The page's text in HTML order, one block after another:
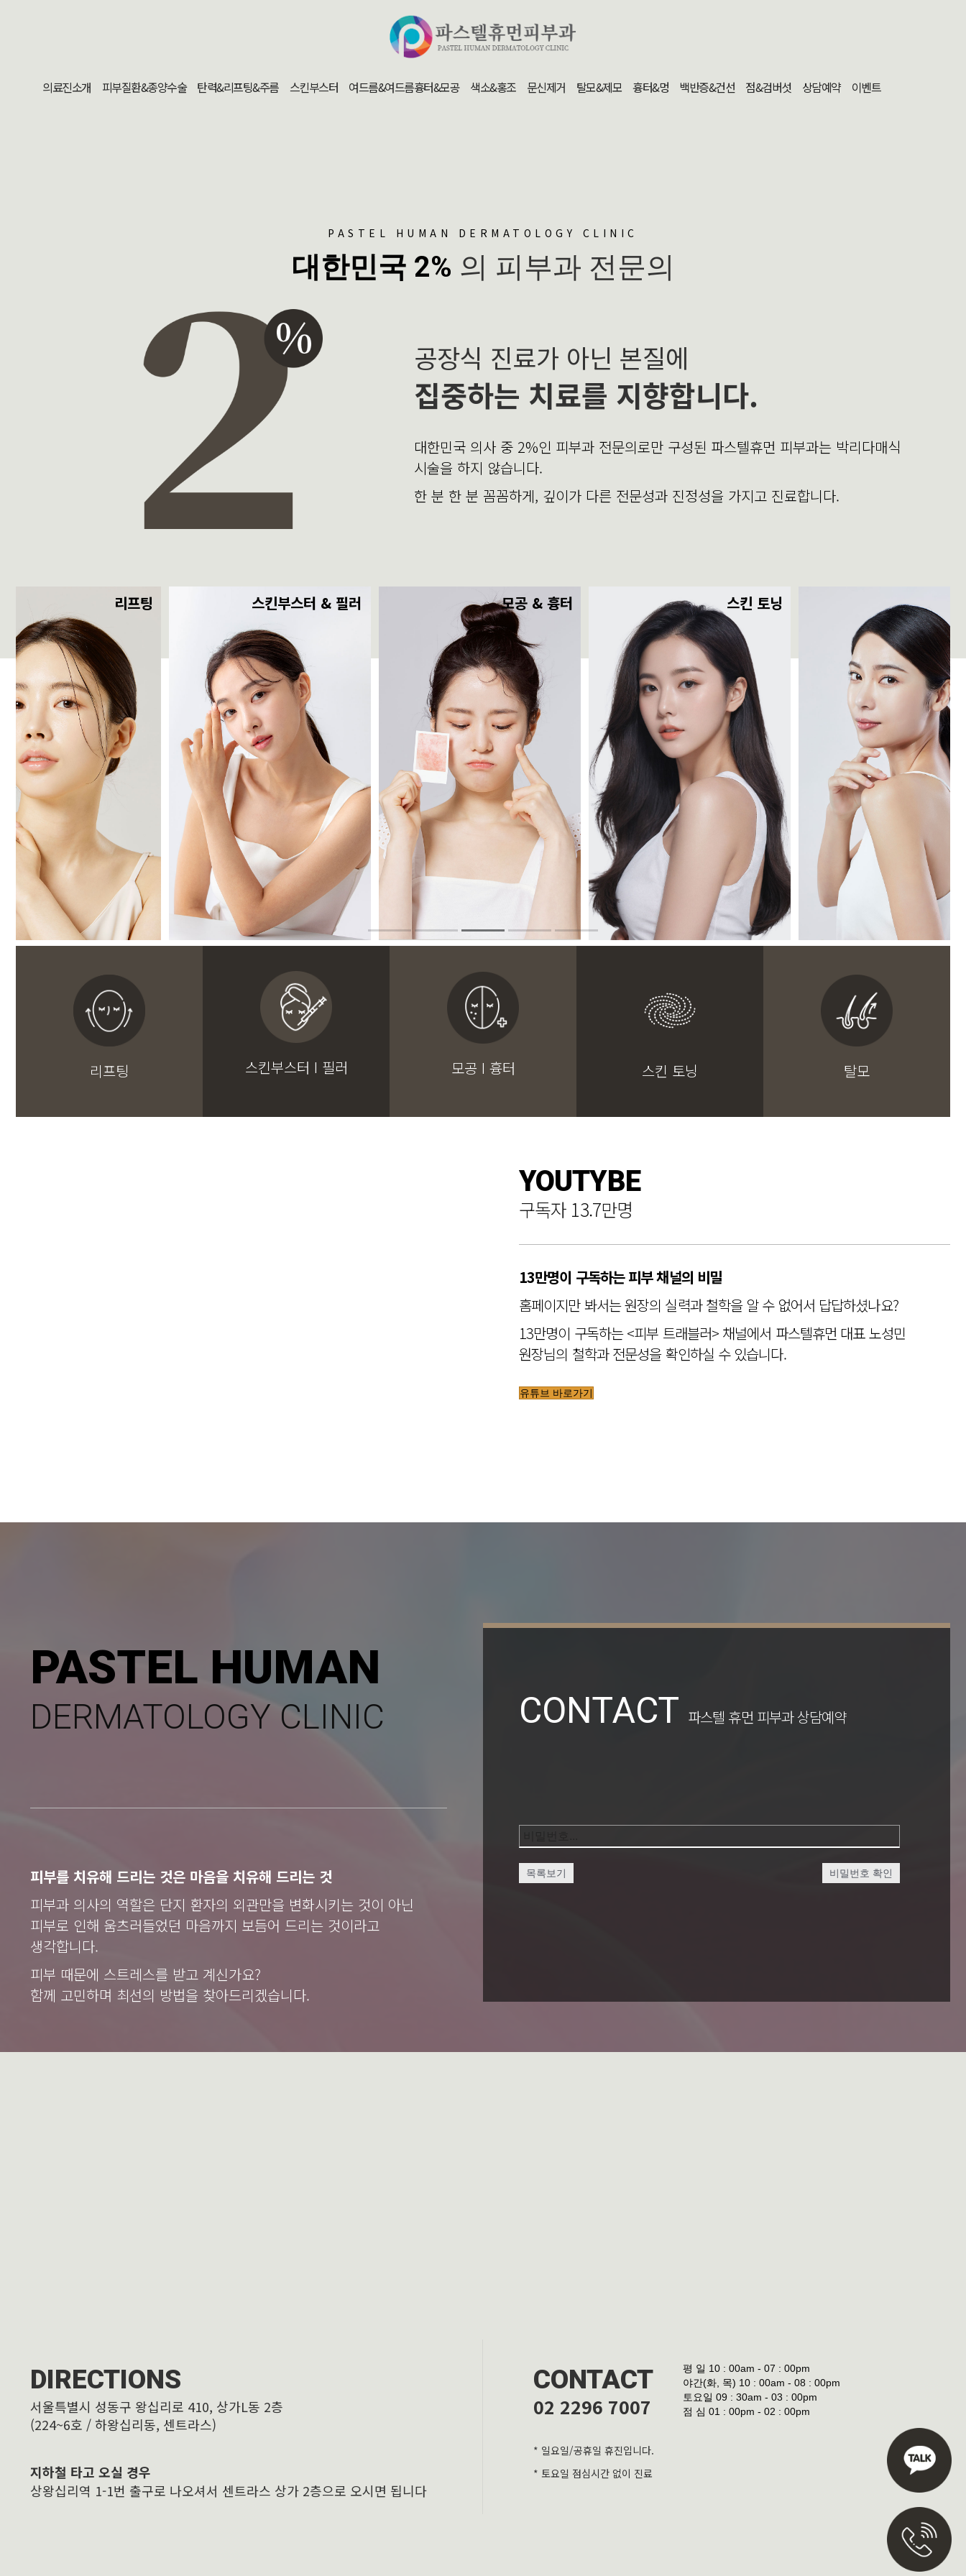
의료진소개 피부질환&종양수술 탄력&리프팅&주름 스킨부스터 여드름&여드름흉터&모공 색소&홍조 문신제거 탈모&제모 흉터&멍 백반증&건선 점&검버섯 상담예약 이벤트
PASTEL HUMAN DERMATOLOGY CLINIC
대한민국 2% 의 피부과 전문의
공장식 진료가 아닌 본질에
집중하는 치료를 지향합니다.
대한민국 의사 중 2%인 피부과 전문의로만 구성된 파스텔휴먼 피부과는 박리다매식
시술을 하지 않습니다.
한 분 한 분 꼼꼼하게, 깊이가 다른 전문성과 진정성을 가지고 진료합니다.
리프팅 스킨부스터 & 필러 모공 & 흉터 스킨 토닝
리프팅 스킨부스터 I 필러 모공 I 흉터 스킨 토닝 탈모
YOUTYBE
구독자 13.7만명
13만명이 구독하는 피부 채널의 비밀
홈페이지만 봐서는 원장의 실력과 철학을 알 수 없어서 답답하셨나요?
13만명이 구독하는 <피부 트래블러> 채널에서 파스텔휴먼 대표 노성민
원장님의 철학과 전문성을 확인하실 수 있습니다.
유튜브 바로가기
PASTEL HUMAN
DERMATOLOGY CLINIC
피부를 치유해 드리는 것은 마음을 치유해 드리는 것
피부과 의사의 역할은 단지 환자의 외관만을 변화시키는 것이 아닌
피부로 인해 움츠러들었던 마음까지 보듬어 드리는 것이라고
생각합니다.
피부 때문에 스트레스를 받고 계신가요?
함께 고민하며 최선의 방법을 찾아드리겠습니다.
CONTACT 파스텔 휴먼 피부과 상담예약
목록보기 비밀번호 확인
DIRECTIONS
서울특별시 성동구 왕십리로 410, 상가L동 2층
(224~6호 / 하왕십리동, 센트라스)
지하철 타고 오실 경우
상왕십리역 1-1번 출구로 나오셔서 센트라스 상가 2층으로 오시면 됩니다
CONTACT
02 2296 7007
* 일요일/공휴일 휴진입니다.
* 토요일 점심시간 없이 진료
평 일 10 : 00am - 07 : 00pm
야간(화, 목) 10 : 00am - 08 : 00pm
토요일 09 : 30am - 03 : 00pm
점 심 01 : 00pm - 02 : 00pm